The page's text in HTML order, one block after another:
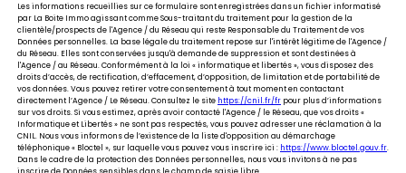
Les informations recueillies sur ce formulaire sont enregistrées dans un fichier informatisé
par La Boite Immo agissant comme Sous-traitant du traitement pour la gestion de la
clientèle/prospects de l'Agence / du Réseau qui reste Responsable du Traitement de vos
Données personnelles. La base légale du traitement repose sur l'intérêt légitime de l'Agence /
du Réseau. Elles sont conservées jusqu'à demande de suppression et sont destinées à
l'Agence / au Réseau. Conformément à la loi « informatique et libertés », vous disposez des
droits d’accès, de rectification, d’effacement, d’opposition, de limitation et de portabilité de
vos données. Vous pouvez retirer votre consentement à tout moment en contactant
directement l’Agence / Le Réseau. Consultez le site https://cnil.fr/fr pour plus d’informations
sur vos droits. Si vous estimez, après avoir contacté l'Agence / le Réseau, que vos droits «
Informatique et Libertés » ne sont pas respectés, vous pouvez adresser une réclamation à la
CNIL. Nous vous informons de l’existence de la liste d'opposition au démarchage
téléphonique « Bloctel », sur laquelle vous pouvez vous inscrire ici : https://www.bloctel.gouv.fr.
Dans le cadre de la protection des Données personnelles, nous vous invitons à ne pas